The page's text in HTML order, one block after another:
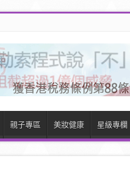
親子專區 美妝健康 星級專欄